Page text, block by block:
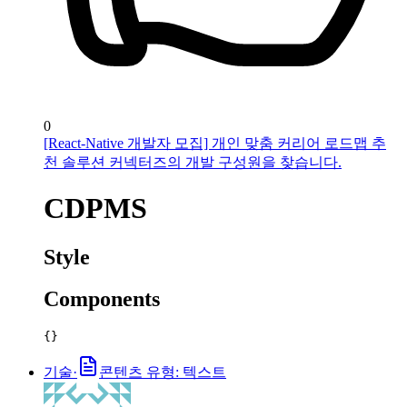
0
[React-Native 개발자 모집] 개인 맞춤 커리어 로드맵 추
천 솔루션 커넥터즈의 개발 구성원을 찾습니다.
CDPMS
Style
Components
{}
기술· 콘텐츠 유형: 텍스트